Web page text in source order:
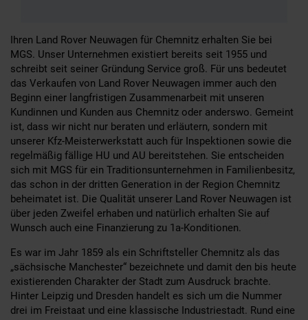
Ihren Land Rover Neuwagen für Chemnitz erhalten Sie bei
MGS. Unser Unternehmen existiert bereits seit 1955 und
schreibt seit seiner Gründung Service groß. Für uns bedeutet
das Verkaufen von Land Rover Neuwagen immer auch den
Beginn einer langfristigen Zusammenarbeit mit unseren
Kundinnen und Kunden aus Chemnitz oder anderswo. Gemeint
ist, dass wir nicht nur beraten und erläutern, sondern mit
unserer Kfz-Meisterwerkstatt auch für Inspektionen sowie die
regelmäßig fällige HU und AU bereitstehen. Sie entscheiden
sich mit MGS für ein Traditionsunternehmen in Familienbesitz,
das schon in der dritten Generation in der Region Chemnitz
beheimatet ist. Die Qualität unserer Land Rover Neuwagen ist
über jeden Zweifel erhaben und natürlich erhalten Sie auf
Wunsch auch eine Finanzierung zu 1a-Konditionen.
Es war im Jahr 1859 als ein Schriftsteller Chemnitz als das
„sächsische Manchester“ bezeichnete und damit den bis heute
existierenden Charakter der Stadt zum Ausdruck brachte.
Hinter Leipzig und Dresden handelt es sich um die Nummer
drei im Freistaat und eine klassische Industriestadt. Rund eine